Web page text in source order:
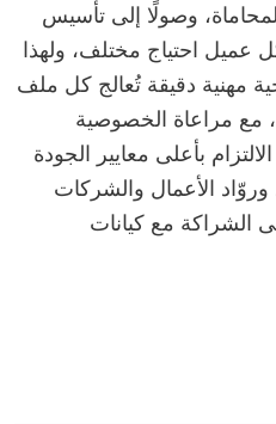
وصولًا إلى تأسيس
عميل احتياج مختلف، ولهذا
مهنية دقيقة تُعالج كل ملف
مع مراعاة الخصوصية
بأعلى معايير الجودة
وروّاد الأعمال والشركات
الشراكة مع كيانات